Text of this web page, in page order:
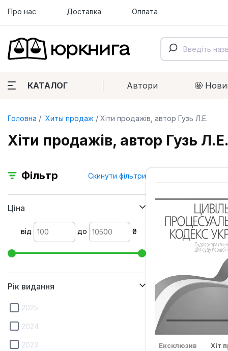
Про нас Доставка Оплата
КАТАЛОГ Автори 🤩
Головна Хиты продаж Хіти продажів, автор Гузь Л.Е.
Хіти продажів, автор Гузь Л.Е.
Фільтр Скинути фільтри
Ціна
від до ₴
Рік видання
2025
2024
2023 Ексклюзив Хіт